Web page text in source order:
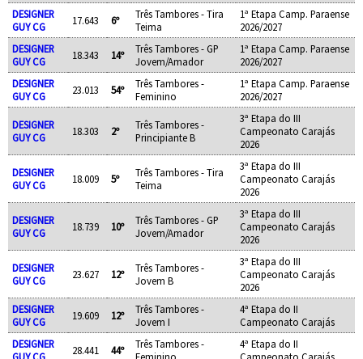
DESIGNER
GUY CG
17.643 6º
Três Tambores - Tira
Teima
1ª Etapa Camp. Paraense
2026/2027
DESIGNER
GUY CG
18.343 14º
Três Tambores - GP
Jovem/Amador
1ª Etapa Camp. Paraense
2026/2027
DESIGNER
GUY CG
23.013 54º
Três Tambores -
Feminino
1ª Etapa Camp. Paraense
2026/2027
DESIGNER
GUY CG
18.303 2º
Três Tambores -
Principiante B
3ª Etapa do III
Campeonato Carajás
2026
DESIGNER
GUY CG
18.009 5º
Três Tambores - Tira
Teima
3ª Etapa do III
Campeonato Carajás
2026
DESIGNER
GUY CG
18.739 10º
Três Tambores - GP
Jovem/Amador
3ª Etapa do III
Campeonato Carajás
2026
DESIGNER
GUY CG
23.627 12º
Três Tambores -
Jovem B
3ª Etapa do III
Campeonato Carajás
2026
DESIGNER
GUY CG
19.609 12º
Três Tambores -
Jovem I
4ª Etapa do II
Campeonato Carajás
DESIGNER
28.441 44º
Três Tambores -
4ª Etapa do II